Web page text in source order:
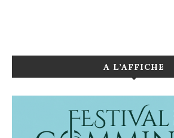
A L’AFFICHE